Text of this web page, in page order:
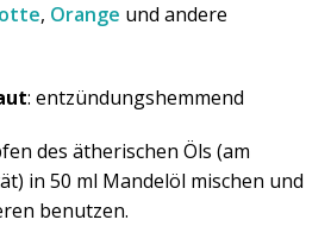
, Orange und andere
: entzündungshemmend
des ätherischen Öls (am
in 50 ml Mandelöl mischen und
benutzen.